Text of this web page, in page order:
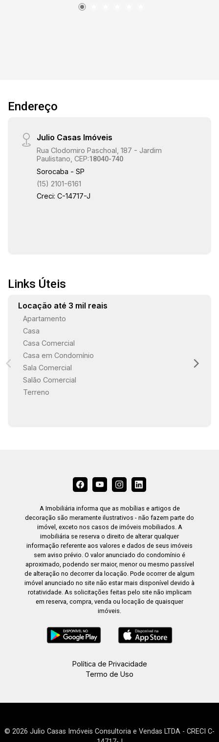
Cozinha totalmente modulada -Área de serviço
cobertas Um imóvel ideal para quem busca
exclusividade, conforto e acabamento
Endereço
Julio Casas Imóveis
Rua Clodomiro Paschoal, 187 - Jardim
Paulistano, CEP:18040-740
Sorocaba - SP
(15) 2101-6161
Creci: C-14717-J
Links Úteis
Locação até 3 mil reais
Apartamento
Casa
Casa Comercial
Casa em Condomínio
Sala Comercial
Salão Comercial
Terreno
A Imobiliária informa que as mobílias e artigos de
decoração são meramente ilustrativos - não fazem parte do
imóvel, exceto nos casos de imóveis mobiliados. A
imobiliária se reserva o direito de alterar qualquer
informação referente aos valores e dados de seus imóveis
sem aviso prévio. O valor anunciado do condomínio é
aproximado, podendo ser maior, menor ou mesmo passível
de alteração no decorrer da locação. Pode ocorrer de algum
imóvel anunciado no site não estar mais disponível devido à
rotatividade. As solicitações feitas pelo site não implicam
em reserva, compra, venda ou locação de quaisquer
imóveis.
Política de Privacidade
Termo de Uso
© 2026 Julio Casas Imóveis Consultoria e Vendas LTDA - CRECI C-